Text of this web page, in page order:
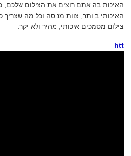
האיכות בה אתם רוצים את הצילום שלכם,
האיכותי ביותר, צוות מנוסה וכל מה שצריך
צילום מסמכים איכותי, מהיר ולא יקר.
htt